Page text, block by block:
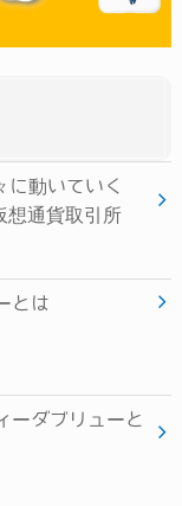
に動いていく
想通貨取引所
とは
ーダブリューと